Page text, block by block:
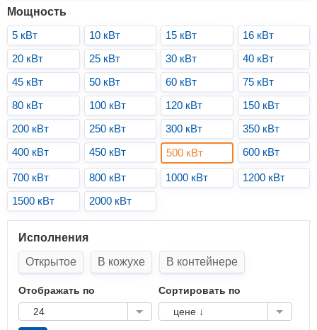
Мощность
5 кВт
10 кВт 15 кВт
16 кВт
20 кВт
25 кВт 30 кВт
40 кВт
45 кВт
50 кВт 60 кВт
75 кВт
80 кВт
100 кВт 120 кВт
150 кВт
200 кВт
250 кВт 300 кВт
350 кВт
400 кВт
450 кВт 500 кВт 600 кВт
700 кВт 800 кВт 1000 кВт
1200 кВт
1500 кВт
2000 кВт
Исполнения
Открытое
В кожухе В контейнере
Отображать по
24
Сортировать по
цене ↓